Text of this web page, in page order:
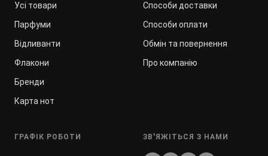
Усі товари
Парфуми
Відливанти
Флакони
Бренди
Карта нот
Способи доставки
Способи оплати
Обмін та повернення
Про компанію
ГРАФІК РОБОТИ ЗВ'ЯЖІТЬСЯ З НАМИ